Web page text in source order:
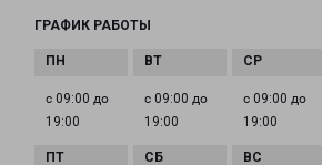
ГРАФИК РАБОТЫ
с 09:00 до
19:00
с 09:00 до
19:00
с 09:00 до
19:00